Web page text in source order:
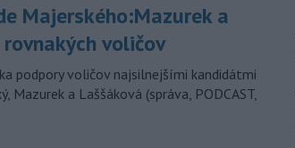
Majerského:Mazurek a
voličov
podpory voličov najsilnejšími kandidátmi
Mazurek a Laššáková (správa, PODCAST,